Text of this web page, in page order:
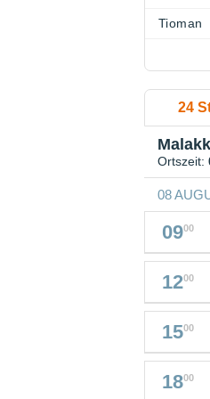
Tioman
24
Ortszeit:
08
0900
1200
1500
1800